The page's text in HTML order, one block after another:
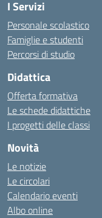
I Servizi
Personale scolastico
Famiglie e studenti
Percorsi di studio
Didattica
Offerta formativa
Le schede didattiche
I progetti delle classi
Novità
Le notizie
Le circolari
Calendario eventi
Albo online